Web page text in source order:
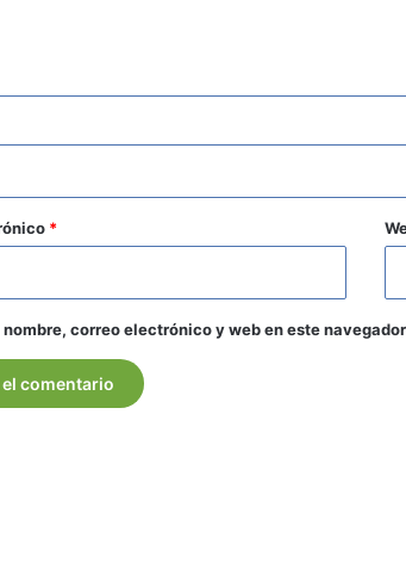
*
nombre, correo electrónico y web en este